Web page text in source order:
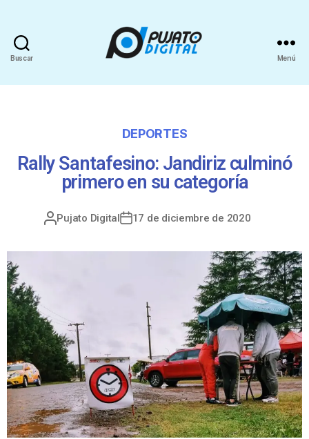
Buscar Menú
DEPORTES
Rally Santafesino: Jandiriz culminó
primero en su categoría
Pujato Digital 17 de diciembre de 2020